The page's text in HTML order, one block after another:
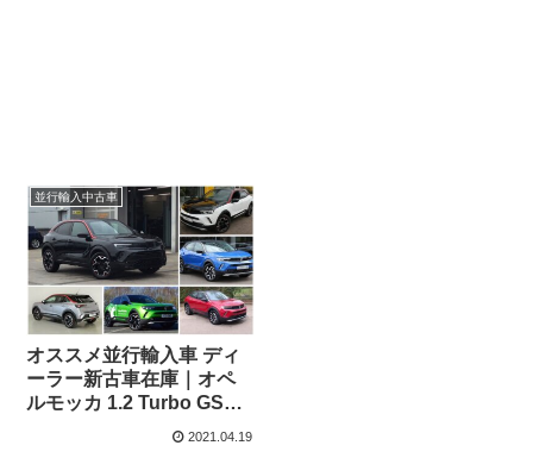
並行輸入中古車
オススメ並行輸入車 ディ
ーラー新古車在庫｜オペ
ルモッカ 1.2 Turbo GS
Line EAT8 左ハンドル
2021.04.19